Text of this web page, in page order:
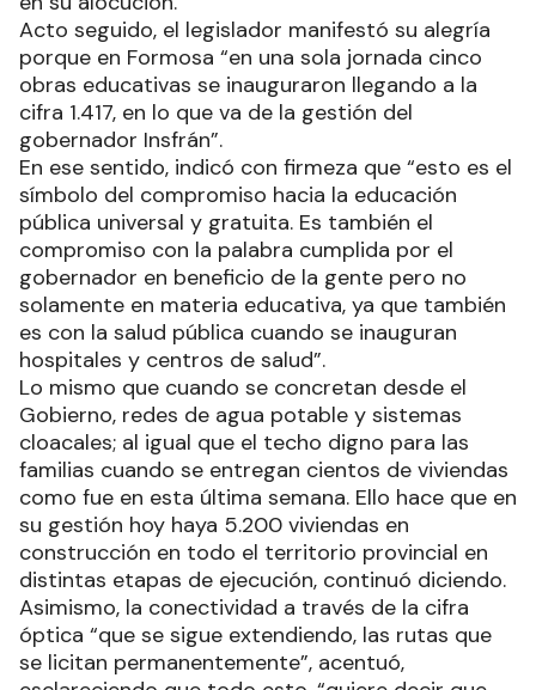
Acto seguido, el legislador manifestó su alegría
porque en Formosa “en una sola jornada cinco
obras educativas se inauguraron llegando a la
cifra 1.417, en lo que va de la gestión del
gobernador Insfrán”.
En ese sentido, indicó con firmeza que “esto es el
símbolo del compromiso hacia la educación
pública universal y gratuita. Es también el
compromiso con la palabra cumplida por el
gobernador en beneficio de la gente pero no
solamente en materia educativa, ya que también
es con la salud pública cuando se inauguran
hospitales y centros de salud”.
Lo mismo que cuando se concretan desde el
Gobierno, redes de agua potable y sistemas
cloacales; al igual que el techo digno para las
familias cuando se entregan cientos de viviendas
como fue en esta última semana. Ello hace que en
su gestión hoy haya 5.200 viviendas en
construcción en todo el territorio provincial en
distintas etapas de ejecución, continuó diciendo.
Asimismo, la conectividad a través de la cifra
óptica “que se sigue extendiendo, las rutas que
se licitan permanentemente”, acentuó,